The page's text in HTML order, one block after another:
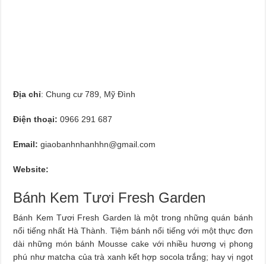
Địa chỉ: Chung cư 789, Mỹ Đình
Điện thoại:0966 291 687
Email:giaobanhnhanhhn@gmail.com
Website:
Bánh Kem Tươi Fresh Garden
Bánh Kem Tươi Fresh Garden là một trong những quán bánh
nổi tiếng nhất Hà Thành. Tiệm bánh nổi tiếng với một thực đơn
dài những món bánh Mousse cake với nhiều hương vị phong
phú như matcha của trà xanh kết hợp socola trắng; hay vị ngọt